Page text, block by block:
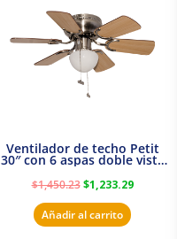
Ventilador de techo Petit
30″ con 6 aspas doble vista
Satinado Masterfan
$1,450.23
$1,450.23.
$1,233.29
Añadir al carrito